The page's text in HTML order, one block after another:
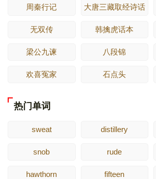
周秦行记 大唐三藏取经诗话
无双传 韩擒虎话本
梁公九谏 八段锦
欢喜冤家 石点头
热门单词
sweat distillery
snob rude
hawthorn fifteen